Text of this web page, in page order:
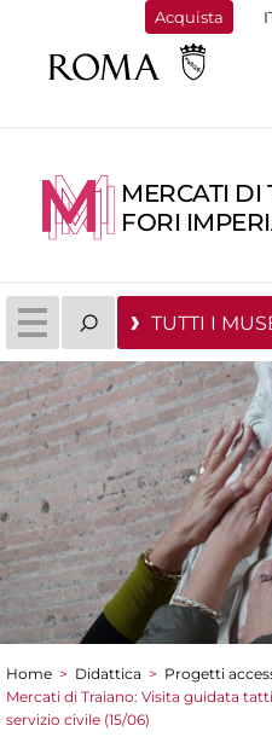
Acquista
MERCATI DI
FORI
TUTTI I
Tu sei qui
Home > Didattica > Progetti
Mercati di Traiano: Visita guidata
servizio civile (15/06)